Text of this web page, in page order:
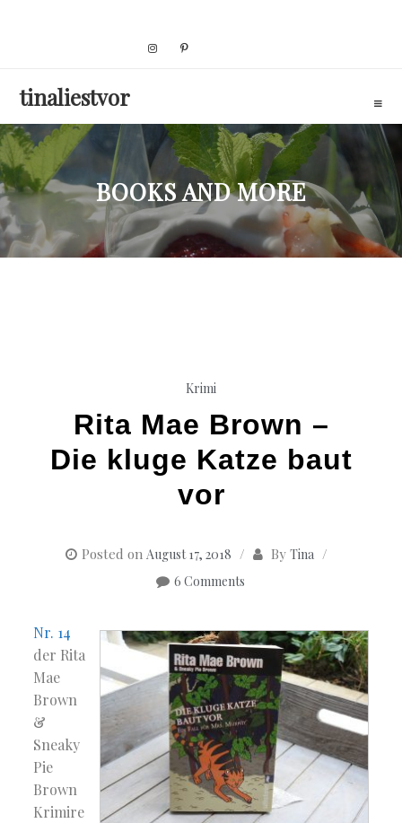
tinaliestvor
BOOKS AND MORE
Krimi
Rita Mae Brown –
Die kluge Katze baut
vor
Posted on August 17, 2018 By Tina
6 Comments
Nr. 14
der Rita
Mae
Brown
&
Sneaky
Pie
Brown
Krimire